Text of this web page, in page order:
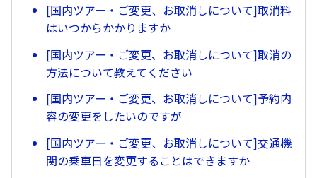
[国内ツアー・ご変更、お取消しについて]取消料
はいつからかかりますか
[国内ツアー・ご変更、お取消しについて]取消の
方法について教えてください
[国内ツアー・ご変更、お取消しについて]予約内
容の変更をしたいのですが
[国内ツアー・ご変更、お取消しについて]交通機
関の乗車日を変更することはできますか